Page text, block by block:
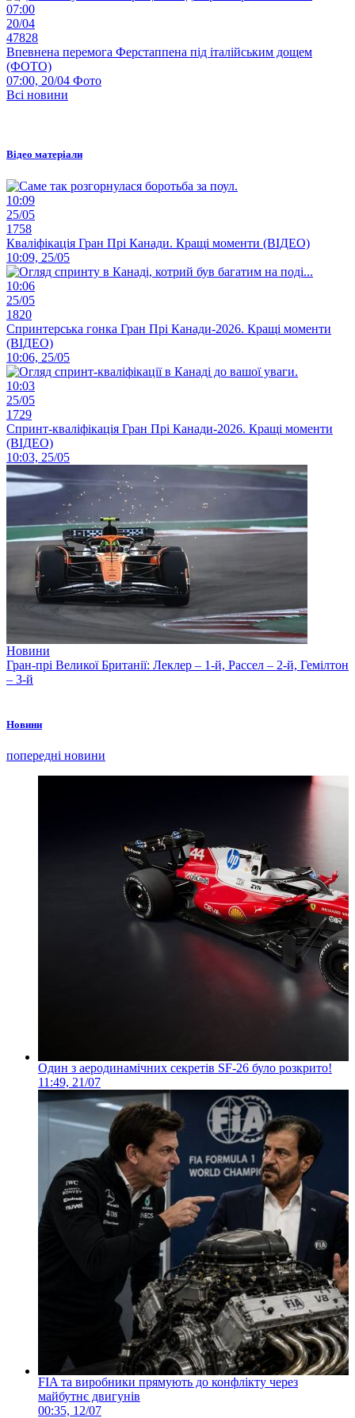
07:00
20/04
47828
Впевнена перемога Ферстаппена під італійським дощем
(ФОТО)
07:00, 20/04 Фото
Всі новини
Відео матеріали
10:09
25/05
1758
Кваліфікація Гран Прі Канади. Кращі моменти (ВІДЕО)
10:09, 25/05
10:06
25/05
1820
Спринтерська гонка Гран Прі Канади-2026. Кращі моменти
(ВІДЕО)
10:06, 25/05
10:03
25/05
1729
Спринт-кваліфікація Гран Прі Канади-2026. Кращі моменти
(ВІДЕО)
10:03, 25/05
Новини
Гран-прі Великої Британії: Леклер – 1-й, Рассел – 2-й, Гемілтон
– 3-й
Новини
попередні новини
Один з аеродинамічних секретів SF-26 було розкрито!
11:49, 21/07
FIA та виробники прямують до конфлікту через
майбутнє двигунів
00:35, 12/07